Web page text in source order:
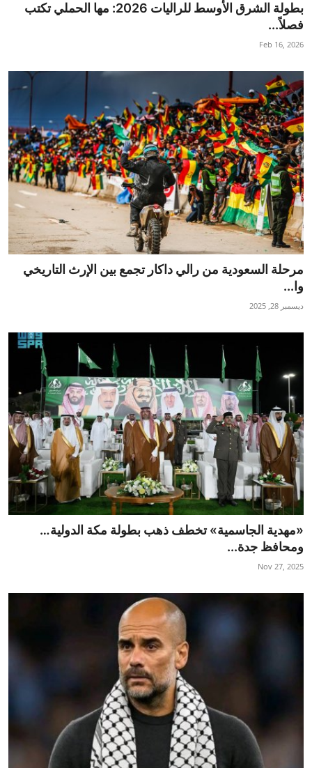
بطولة الشرق الأوسط للراليات 2026: مها الحملي تكتب
فصلاً...
Feb 16, 2026
مرحلة السعودية من رالي داكار تجمع بين الإرث التاريخي
وا...
ديسمبر 28, 2025
«مهدية الجاسمية» تخطف ذهب بطولة مكة الدولية…
ومحافظ جدة...
Nov 27, 2025